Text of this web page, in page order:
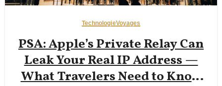
TechnologieVoyages
PSA: Apple’s Private Relay Can
Leak Your Real IP Address —
What Travelers Need to Know